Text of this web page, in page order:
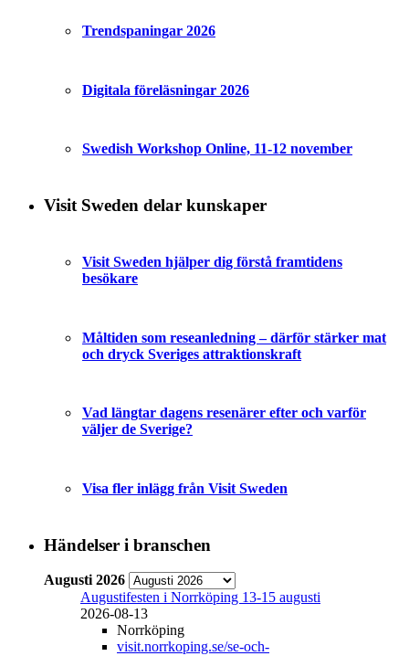
Trendspaningar 2026
Digitala föreläsningar 2026
Swedish Workshop Online, 11-12 november
Visit Sweden delar kunskaper
Visit Sweden hjälper dig förstå framtidens
besökare
Måltiden som reseanledning – därför stärker mat
och dryck Sveriges attraktionskraft
Vad längtar dagens resenärer efter och varför
väljer de Sverige?
Visa fler inlägg från Visit Sweden
Händelser i branschen
Augusti 2026
Augustifesten i Norrköping 13-15 augusti
2026-08-13
Norrköping
visit.norrkoping.se/se-och-